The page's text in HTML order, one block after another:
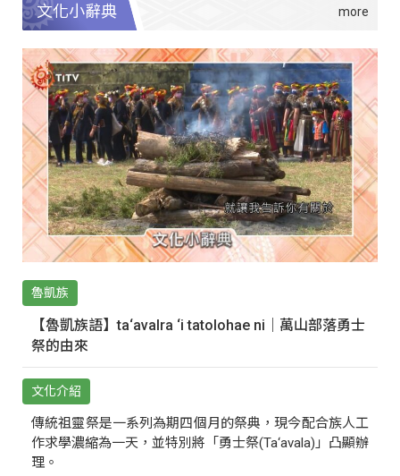
文化小辭典
魯凱族
【魯凱族語】ta‘avalra ‘i tatolohae ni｜萬山部落勇士
祭的由來
文化介紹
傳統祖靈祭是一系列為期四個月的祭典，現今配合族人工
作求學濃縮為一天，並特別將「勇士祭(Ta‘avala)」凸顯辦
理。